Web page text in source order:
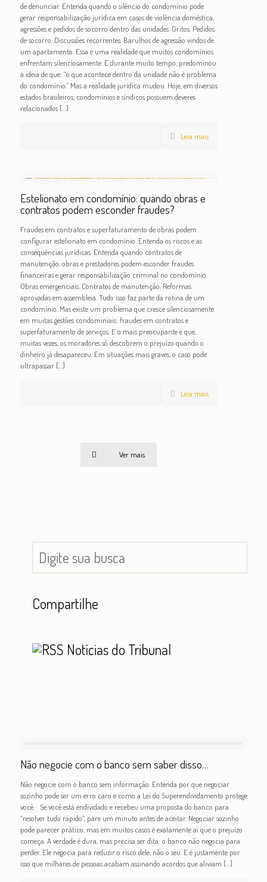
de denunciar. Entenda quando o silêncio do condomínio pode
gerar responsabilização jurídica em casos de violência doméstica,
agressões e pedidos de socorro dentro das unidades. Gritos. Pedidos
de socorro. Discussões recorrentes. Barulhos de agressão vindos de
um apartamento. Essa é uma realidade que muitos condomínios
enfrentam silenciosamente. E durante muito tempo, predominou
a ideia de que: “o que acontece dentro da unidade não é problema
do condomínio.” Mas a realidade jurídica mudou. Hoje, em diversos
estados brasileiros, condomínios e síndicos possuem deveres
relacionados[…]
Leia mais
Estelionato em condomínio: quando obras e
contratos podem esconder fraudes?
Fraudes em contratos e superfaturamento de obras podem
configurar estelionato em condomínio. Entenda os riscos e as
consequências jurídicas. Entenda quando contratos de
manutenção, obras e prestadores podem esconder fraudes
financeiras e gerar responsabilização criminal no condomínio.
Obras emergenciais. Contratos de manutenção. Reformas
aprovadas em assembleia. Tudo isso faz parte da rotina de um
condomínio. Mas existe um problema que cresce silenciosamente
em muitas gestões condominiais: fraudes em contratos e
superfaturamento de serviços. E o mais preocupante é que,
muitas vezes, os moradores só descobrem o prejuízo quando o
dinheiro já desapareceu. Em situações mais graves, o caso pode
ultrapassar[…]
Leia mais
Ver mais
Compartilhe
Notícias do Tribunal
Não negocie com o banco sem saber disso…
Não negocie com o banco sem informação. Entenda por que negociar
sozinho pode ser um erro caro e como a Lei do Superendividamento protege
você. Se você está endividado e recebeu uma proposta do banco para
“resolver tudo rápido”, pare um minuto antes de aceitar. Negociar sozinho
pode parecer prático, mas em muitos casos é exatamente aí que o prejuízo
começa. A verdade é dura, mas precisa ser dita: o banco não negocia para
perder. Ele negocia para reduzir o risco dele, não o seu. E é justamente por
isso que milhares de pessoas acabam assinando acordos que aliviam […]